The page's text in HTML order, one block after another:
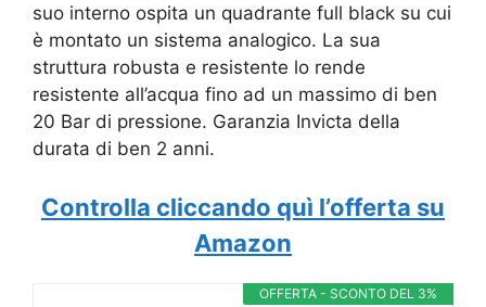
suo interno ospita un quadrante full black su cui
è montato un sistema analogico. La sua
struttura robusta e resistente lo rende
resistente all’acqua fino ad un massimo di ben
20 Bar di pressione. Garanzia Invicta della
durata di ben 2 anni.
Controlla cliccando quì l’offerta su
Amazon
OFFERTA - SCONTO DEL 3%